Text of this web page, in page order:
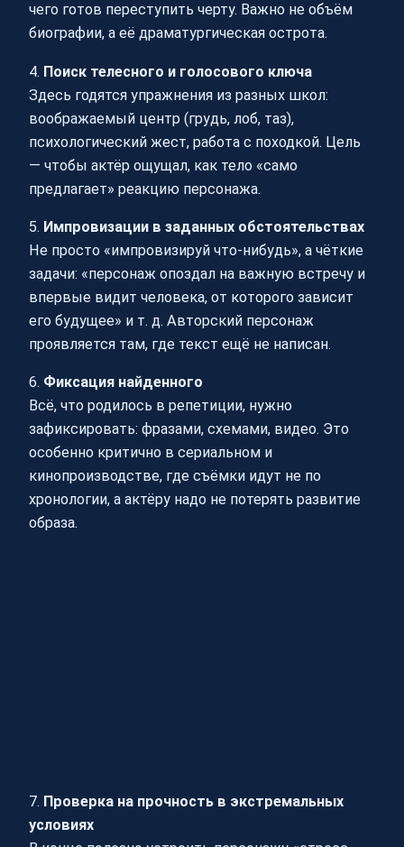
чего готов переступить черту. Важно не объём
биографии, а её драматургическая острота.
4. Поиск телесного и голосового ключа
Здесь годятся упражнения из разных школ:
воображаемый центр (грудь, лоб, таз),
психологический жест, работа с походкой. Цель
— чтобы актёр ощущал, как тело «само
предлагает» реакцию персонажа.
5. Импровизации в заданных обстоятельствах
Не просто «импровизируй что-нибудь», а чёткие
задачи: «персонаж опоздал на важную встречу и
впервые видит человека, от которого зависит
его будущее» и т. д. Авторский персонаж
проявляется там, где текст ещё не написан.
6. Фиксация найденного
Всё, что родилось в репетиции, нужно
зафиксировать: фразами, схемами, видео. Это
особенно критично в сериальном и
кинопроизводстве, где съёмки идут не по
хронологии, а актёру надо не потерять развитие
образа.
7. Проверка на прочность в экстремальных
условиях